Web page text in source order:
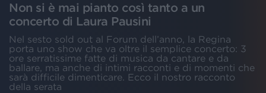
Non si è mai pianto così tanto a un
concerto di Laura Pausini
Nel sesto sold out al Forum dell’anno, la Regina
porta uno show che va oltre il semplice concerto: 3
ore serratissime fatte di musica da cantare e da
ballare, ma anche di intimi racconti e di momenti che
sarà difficile dimenticare. Ecco il nostro racconto
della serata